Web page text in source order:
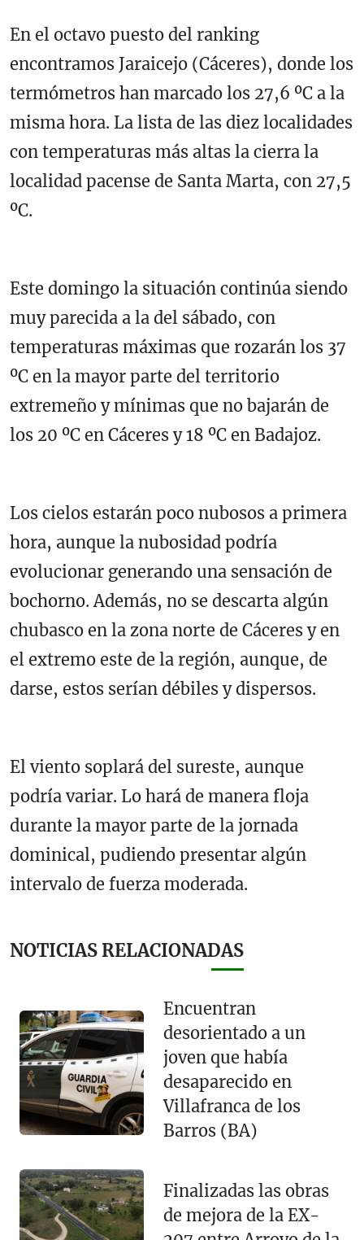
En el octavo puesto del ranking
encontramos Jaraicejo (Cáceres), donde los
termómetros han marcado los 27,6 ºC a la
misma hora. La lista de las diez localidades
con temperaturas más altas la cierra la
localidad pacense de Santa Marta, con 27,5
ºC.
Este domingo la situación continúa siendo
muy parecida a la del sábado, con
temperaturas máximas que rozarán los 37
ºC en la mayor parte del territorio
extremeño y mínimas que no bajarán de
los 20 ºC en Cáceres y 18 ºC en Badajoz.
Los cielos estarán poco nubosos a primera
hora, aunque la nubosidad podría
evolucionar generando una sensación de
bochorno. Además, no se descarta algún
chubasco en la zona norte de Cáceres y en
el extremo este de la región, aunque, de
darse, estos serían débiles y dispersos.
El viento soplará del sureste, aunque
podría variar. Lo hará de manera floja
durante la mayor parte de la jornada
dominical, pudiendo presentar algún
intervalo de fuerza moderada.
NOTICIAS RELACIONADAS
Encuentran
desorientado a un
joven que había
desaparecido en
Villafranca de los
Barros (BA)
Finalizadas las obras
de mejora de la EX-